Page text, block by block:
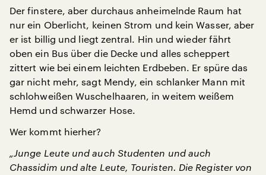
Der finstere, aber durchaus anheimelnde Raum hat
nur ein Oberlicht, keinen Strom und kein Wasser, aber
er ist billig und liegt zentral. Hin und wieder fährt
oben ein Bus über die Decke und alles scheppert
zittert wie bei einem leichten Erdbeben. Er spüre das
gar nicht mehr, sagt Mendy, ein schlanker Mann mit
schlohweißen Wuschelhaaren, in weitem weißem
Hemd und schwarzer Hose.
Wer kommt hierher?
„Junge Leute und auch Studenten und auch
Chassidim und alte Leute, Touristen. Die Register von